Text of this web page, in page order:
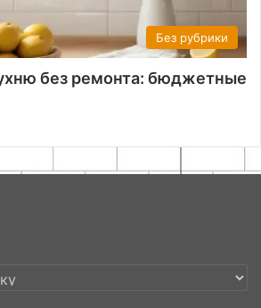
Без рубрики
без ремонта: бюджетные